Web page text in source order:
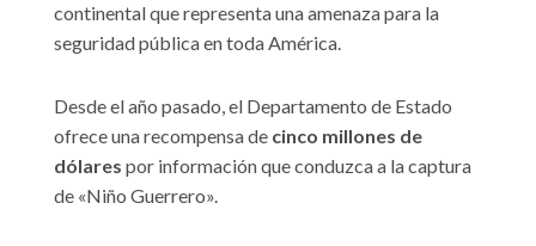
continental que representa una amenaza para la
seguridad pública en toda América.
Desde el año pasado, el Departamento de Estado
ofrece una recompensa de cinco millones de
dólares por información que conduzca a la captura
de «Niño Guerrero».